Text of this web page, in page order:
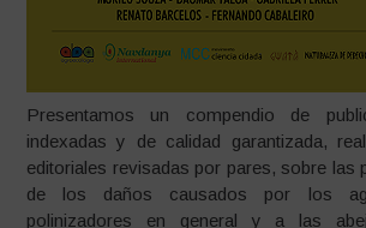
Presentamos un compendio de
indexadas y de calidad garantizada,
editoriales revisadas por pares, sobre las
de los daños causados por los
polinizadores en general y a las